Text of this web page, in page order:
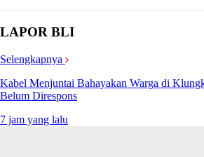
LAPOR BLI
Selengkapnya
Kabel Menjuntai Bahayakan Warga di
Belum Direspons
7 jam yang lalu